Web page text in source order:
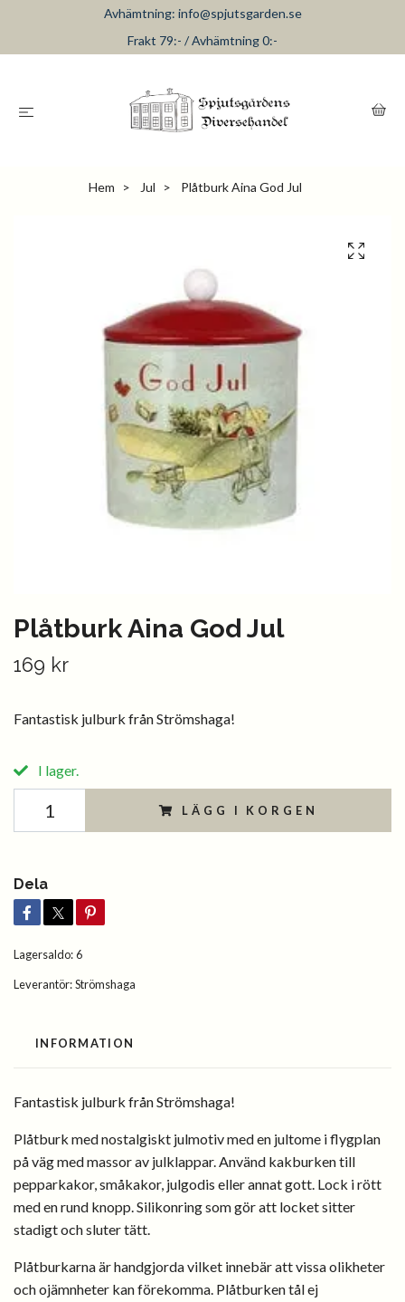
Avhämtning: info@spjutsgarden.se
Frakt 79:- / Avhämtning 0:-
Hem Jul Plåtburk Aina God Jul
Plåtburk Aina God Jul
169 kr
Fantastisk julburk från Strömshaga!
I lager.
LÄGG I KORGEN
Dela
Lagersaldo:6
Leverantör:Strömshaga
INFORMATION
Fantastisk julburk från Strömshaga!
Plåtburk med nostalgiskt julmotiv med en jultome i flygplan
på väg med massor av julklappar.Använd kakburken till
pepparkakor, småkakor, julgodis eller annat gott. Lock i rött
med en rund knopp. Silikonring som gör att locket sitter
stadigt och sluter tätt.
Plåtburkarna är handgjorda vilket innebär att vissa olikheter
och ojämnheter kan förekomma. Plåtburken tål ej